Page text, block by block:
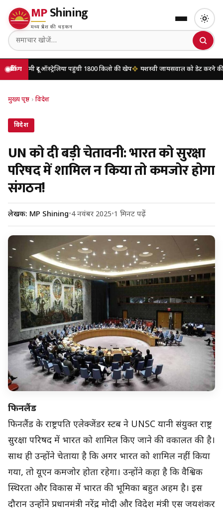
MPShining
मध्य प्रदेश की धड़कन
ब्रेकिंग
ऑस्ट्रेलिया पहुंची 1800 किलो की खेप यशस्वी जायसवाल को डेट करने की खबरों पर
मुख्य पृष्ठ › विदेश
विदेश
UN को दी बड़ी चेतावनी: भारत को सुरक्षा
परिषद में शामिल न किया तो कमजोर होगा
संगठन!
लेखक: MP Shining•4 नवंबर 2025•1 मिनट पढ़ें
फिनलैंड
फिनलैंड के राष्ट्रपति एलेक्जेंडर स्टब ने UNSC यानी संयुक्त राष्ट्र
सुरक्षा परिषद में भारत को शामिल किए जाने की वकालत की है।
साथ ही उन्होंने चेताया है कि अगर भारत को शामिल नहीं किया
गया, तो यूएन कमजोर होता रहेगा। उन्होंने कहा है कि वैश्विक
स्थिरता और विकास में भारत की भूमिका बहुत अहम है। इस
दौरान उन्होंने प्रधानमंत्री नरेंद्र मोदी और विदेश मंत्री एस जयशंकर